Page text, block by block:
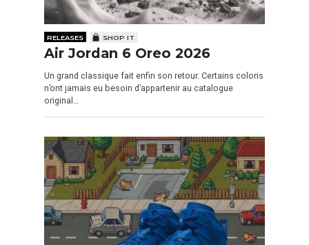
RELEASES SHOP IT
Air Jordan 6 Oreo 2026
Un grand classique fait enfin son retour. Certains coloris
n’ont jamais eu besoin d’appartenir au catalogue
original…